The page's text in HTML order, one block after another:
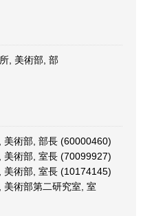
, 美術部, 部
美術部, 部長 (60000460)
美術部, 室長 (70099927)
美術部, 室長 (10174145)
術部第二研究室, 室